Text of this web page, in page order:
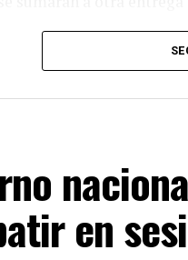
provincias comenzará la
algunas semanas
son seguras y eficaces.
seguramente durante
disponible lo antes
en una conferencia de
en